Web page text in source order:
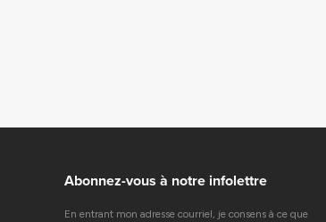
Abonnez-vous à notre infolettre
En entrant mon adresse courriel, je consens à ce que